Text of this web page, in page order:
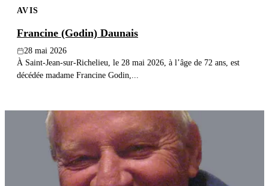
Recherche
AVIS
Francine (Godin) Daunais
28 mai 2026
À Saint-Jean-sur-Richelieu, le 28 mai 2026, à l’âge de 72 ans, est
décédée madame Francine Godin,...